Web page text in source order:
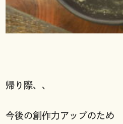
帰り際、、
今後の創作力アップのため